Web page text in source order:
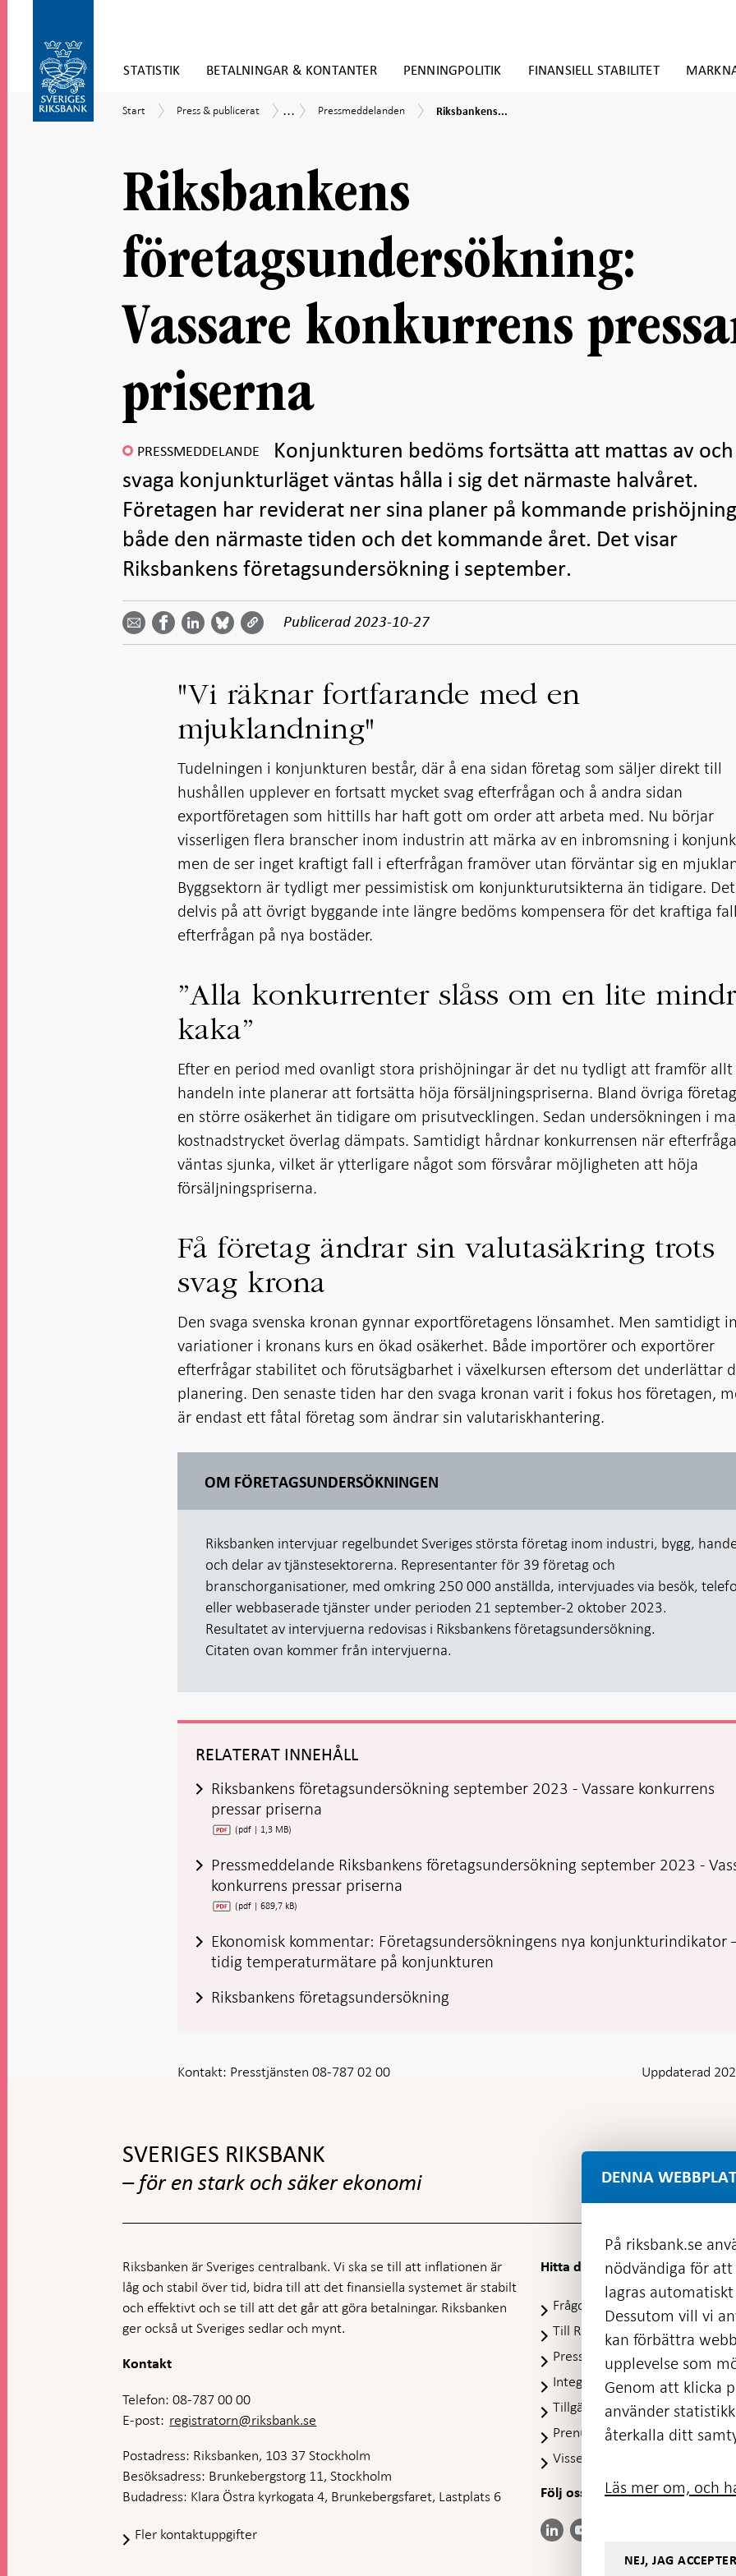
direkt
innehåll
STATISTIK BETALNINGAR & KONTANTER PENNINGPOLITIK FINANSIELL STABILITET
till
Start
Start
Press
Press & publicerat
Nyheter
... Pressmeddelanden
Pressmeddelanden
Riksbankens
Riksbankens...
Riksbankens
företagsundersökning:
Vassare konkurrens
priserna
PRESSMEDDELANDE
Konjunkturen bedöms fortsätta att mattas av
svaga konjunkturläget väntas hålla i sig det närmaste halvåret.
Företagen har reviderat ner sina planer på kommande
både den närmaste tiden och det kommande året. Det visar
Riksbankens företagsundersökning i september.
Dela
email -
Öppnas
Dela på
Facebook
- Öppnas
Dela på
LinkedIn
-
Öppnas
på
Bluesky
-
på
Twitter
-
Publicerad 2023-10-27
"Vi räknar fortfarande med en
mjuklandning"
Tudelningen i konjunkturen består, där å ena sidan företag som säljer direkt till
hushållen upplever en fortsatt mycket svag efterfrågan och å andra sidan
exportföretagen som hittills har haft gott om order att arbeta med. Nu börjar
visserligen flera branscher inom industrin att märka av en inbromsning i
men de ser inget kraftigt fall i efterfrågan framöver utan förväntar sig en
Byggsektorn är tydligt mer pessimistisk om konjunkturutsikterna än tidigare.
delvis på att övrigt byggande inte längre bedöms kompensera för det kraftiga
efterfrågan på nya bostäder.
”Alla konkurrenter slåss om en lite
kaka”
Efter en period med ovanligt stora prishöjningar är det nu tydligt att framför allt
handeln inte planerar att fortsätta höja försäljningspriserna. Bland övriga
en större osäkerhet än tidigare om prisutvecklingen. Sedan undersökningen i
kostnadstrycket överlag dämpats. Samtidigt hårdnar konkurrensen när
väntas sjunka, vilket är ytterligare något som försvårar möjligheten att höja
försäljningspriserna.
Få företag ändrar sin valutasäkring trots
svag krona
Den svaga svenska kronan gynnar exportföretagens lönsamhet. Men samtidigt
variationer i kronans kurs en ökad osäkerhet. Både importörer och exportörer
efterfrågar stabilitet och förutsägbarhet i växelkursen eftersom det underlättar
planering. Den senaste tiden har den svaga kronan varit i fokus hos företagen,
är endast ett fåtal företag som ändrar sin valutariskhantering.
OM FÖRETAGSUNDERSÖKNINGEN
Riksbanken intervjuar regelbundet Sveriges största företag inom industri, bygg,
och delar av tjänstesektorerna. Representanter för 39 företag och
branschorganisationer, med omkring 250 000 anställda, intervjuades via besök,
eller webbaserade tjänster under perioden 21 september-2 oktober 2023.
Resultatet av intervjuerna redovisas i Riksbankens företagsundersökning.
Citaten ovan kommer från intervjuerna.
RELATERAT INNEHÅLL
Riksbankens företagsundersökning september 2023 - Vassare konkurrens
pressar priserna
(pdf | 1,3 MB)
Pressmeddelande Riksbankens företagsundersökning september 2023 -
konkurrens pressar priserna
(pdf | 689,7 kB)
Ekonomisk kommentar: Företagsundersökningens nya konjunkturindikator
tidig temperaturmätare på konjunkturen
Riksbankens företagsundersökning
Kontakt: Presstjänsten 08-787 02 00 Uppdaterad
SVERIGES RIKSBANK
– för en stark och säker ekonomi
Riksbanken är Sveriges centralbank. Vi ska se till att inflationen är
låg och stabil över tid, bidra till att det finansiella systemet är stabilt
och effektivt och se till att det går att göra betalningar. Riksbanken
ger också ut Sveriges sedlar och mynt.
Kontakt
Telefon: 08-787 00 00
E-post: registratorn@riksbank.se
Postadress: Riksbanken, 103 37 Stockholm
Besöksadress: Brunkebergstorg 11, Stockholm
Budadress: Klara Östra kyrkogata 4, Brunkebergsfaret, Lastplats 6
Fler kontaktuppgifter
Hitta direkt
Frågor och svar
Öppnas
i
ny
flik
Till Riksbankens webbarkiv
ny
flik
Presskontakt
Integritetspolicy
Tillgänglighetsredogörelse
Prenumerera på utskick
Visselblåsning
Följ oss på sociala medier
Dela på:
LinkedIn
Dela på:
YouTube
-
Facebook
i ny flik
Dela
Öppnas
DENNA
På riksbank.se
nödvändiga för
lagras
Dessutom vill vi
kan förbättra
upplevelse som
Genom att klicka
använder
återkalla ditt
Läs mer om, och
NEJ, JAG